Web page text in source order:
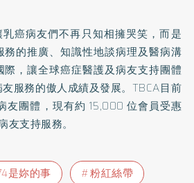
癌病友們不再只知相擁哭笑，而是
務的推廣、知識性地談病理及醫病溝
際，讓全球癌症醫護及病友支持團體
服務的傲人成績及發展。TBCA目前
友團體，現有約 15,000 位會員受惠
友支持服務。
是妳的事
粉紅絲帶